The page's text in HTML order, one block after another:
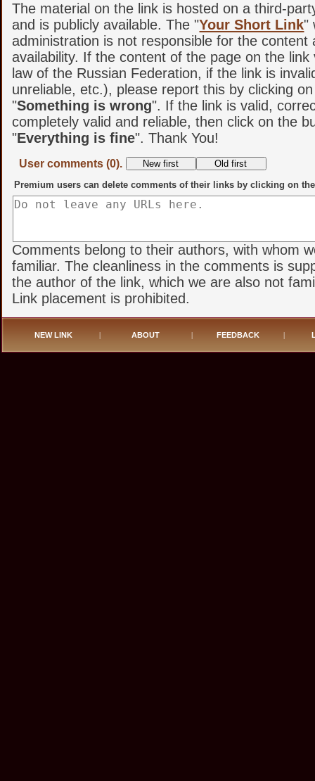
The material on the link is hosted on a third-
and is publicly available. The "Your Short Link"
administration is not responsible for the content
availability. If the content of the page on the link
law of the Russian Federation, if the link is
unreliable, etc.), please report this by clicking
"Something is wrong". If the link is valid,
completely valid and reliable, then click on the
"Everything is fine". Thank You!
User comments (0).
Premium users can delete comments of their links by clicking on
Comments belong to their authors, with whom
familiar. The cleanliness in the comments is
the author of the link, which we are also not
Link placement is prohibited.
NEW LINK ABOUT FEEDBACK